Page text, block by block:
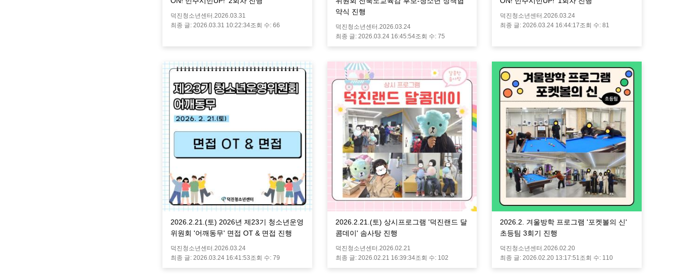
덕진청소년센터.2026.03.31
최종 글: 2026.03.31 10:22:34조회 수: 66
약식 진행
덕진청소년센터.2026.03.24
최종 글: 2026.03.24 16:45:54조회 수: 75
덕진청소년센터.2026.03.24
최종 글:2026.03.24 16:44:17조회 수:81
2026.2.21.(토) 2026년 제23기 청소년운영
위원회 '어깨동무' 면접 OT & 면접 진행
덕진청소년센터.2026.03.24
최종 글: 2026.03.24 16:41:53조회 수: 79
2026.2.21.(토) 상시프로그램 '덕진랜드 달
콤데이' 솜사탕 진행
덕진청소년센터.2026.02.21
최종 글: 2026.02.21 16:39:34조회 수: 102
2026.2. 겨울방학 프로그램 '포켓볼의 신'
초등팀 3회기 진행
덕진청소년센터.2026.02.20
최종 글:2026.02.20 13:17:51조회 수: 110